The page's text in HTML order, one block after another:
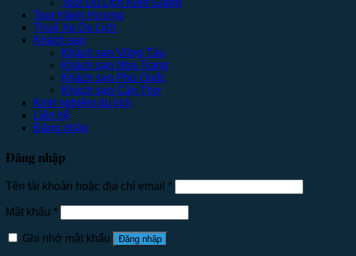
Tour Du Lịch Kiên Giang
Tour Hành Hương
Thuê Xe Du Lịch
Khách sạn
Khách sạn Vũng Tàu
Khách sạn Nha Trang
Khách sạn Phú Quốc
Khách sạn Cần Thơ
Kinh nghiệm du lịch
Liên hệ
Đăng nhập
Đăng nhập
Tên tài khoản hoặc địa chỉ email *
Mật khẩu *
Ghi nhớ mật khẩu Đăng nhập